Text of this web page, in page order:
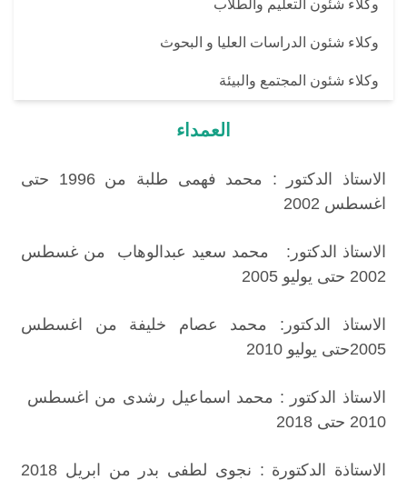
وكلاء شئون التعليم والطلاب
وكلاء شئون الدراسات العليا و البحوث
وكلاء شئون المجتمع والبيئة
العمداء
الاستاذ الدكتور : محمد فهمى طلبة من 1996 حتى
اغسطس 2002
الاستاذ الدكتور: محمد سعيد عبدالوهاب من غسطس
2002 حتى يوليو 2005
الاستاذ الدكتور: محمد عصام خليفة من اغسطس
2005حتى يوليو 2010
الاستاذ الدكتور : محمد اسماعيل رشدى من اغسطس
2010 حتى 2018
الاستاذة الدكتورة : نجوى لطفى بدر من ابريل 2018